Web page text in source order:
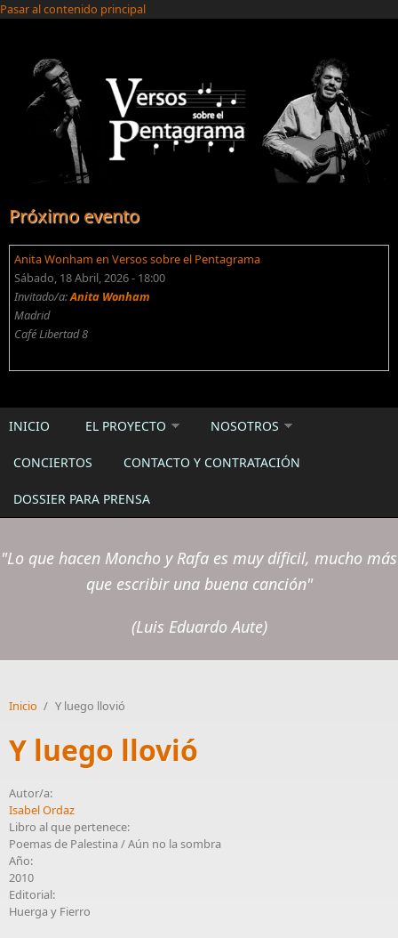
Pasar al contenido principal
Próximo evento
Anita Wonham en Versos sobre el Pentagrama
Sábado, 18 Abril, 2026 - 18:00
Invitado/a:Anita Wonham
Madrid
Café Libertad 8
INICIO EL PROYECTO NOSOTROS
CONCIERTOS CONTACTO Y CONTRATACIÓN
DOSSIER PARA PRENSA
"Lo que hacen Moncho y Rafa es muy díficil, mucho más
que escribir una buena canción"
(Luis Eduardo Aute)
Inicio / Y luego llovió
Y luego llovió
Autor/a:
Isabel Ordaz
Libro al que pertenece:
Poemas de Palestina / Aún no la sombra
Año:
2010
Editorial:
Huerga y Fierro